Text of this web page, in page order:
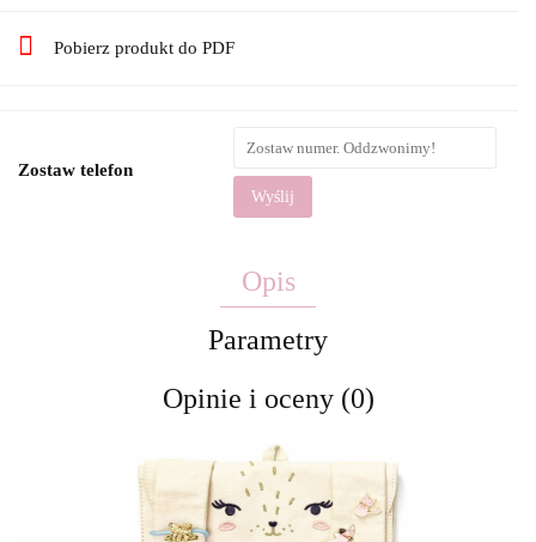
Pobierz produkt do PDF
Zostaw telefon
Wyślij
Opis
Parametry
Opinie i oceny (0)